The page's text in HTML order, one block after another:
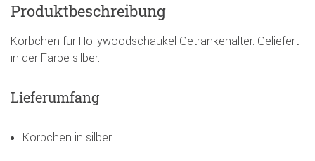
Produktbeschreibung
Körbchen für Hollywoodschaukel Getränkehalter. Geliefert
in der Farbe silber.
Lieferumfang
Körbchen in silber